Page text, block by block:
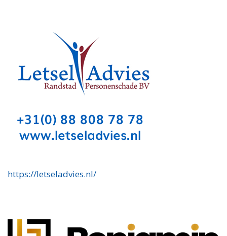
https://letseladvies.nl/